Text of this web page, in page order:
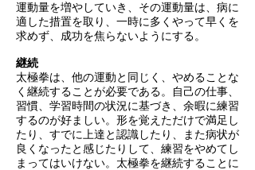
運動量を増やしていき、その運動量は、病に
適した措置を取り、一時に多くやって早くを
求めず、成功を焦らないようにする。
継続
太極拳は、他の運動と同じく、やめることな
く継続することが必要である。自己の仕事、
習慣、学習時間の状況に基づき、余暇に練習
するのが好ましい。形を覚えただけで満足し
たり、すでに上達と認識したり、また病状が
良くなったと感じたりして、練習をやめてし
まってはいけない。太極拳を継続することに